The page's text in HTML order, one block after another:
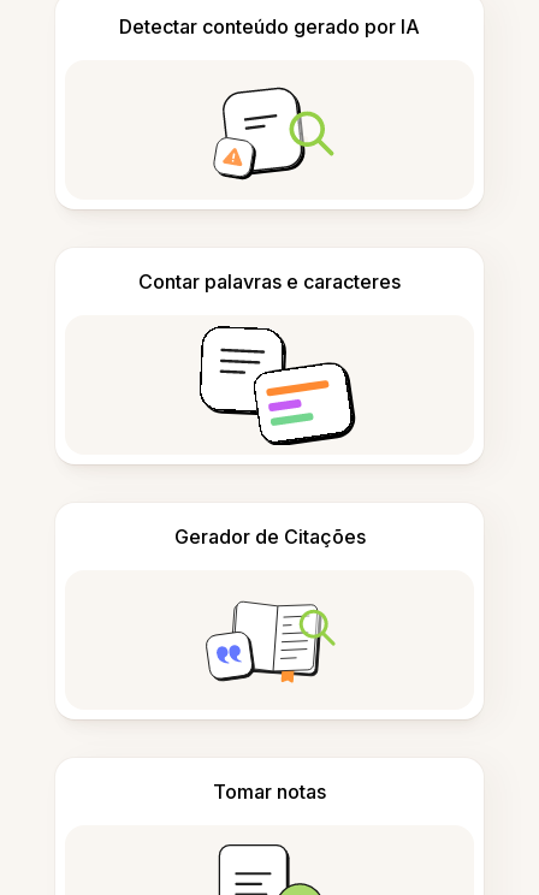
Detectar conteúdo gerado por IA
Contar palavras e caracteres
Gerador de Citações
Tomar notas